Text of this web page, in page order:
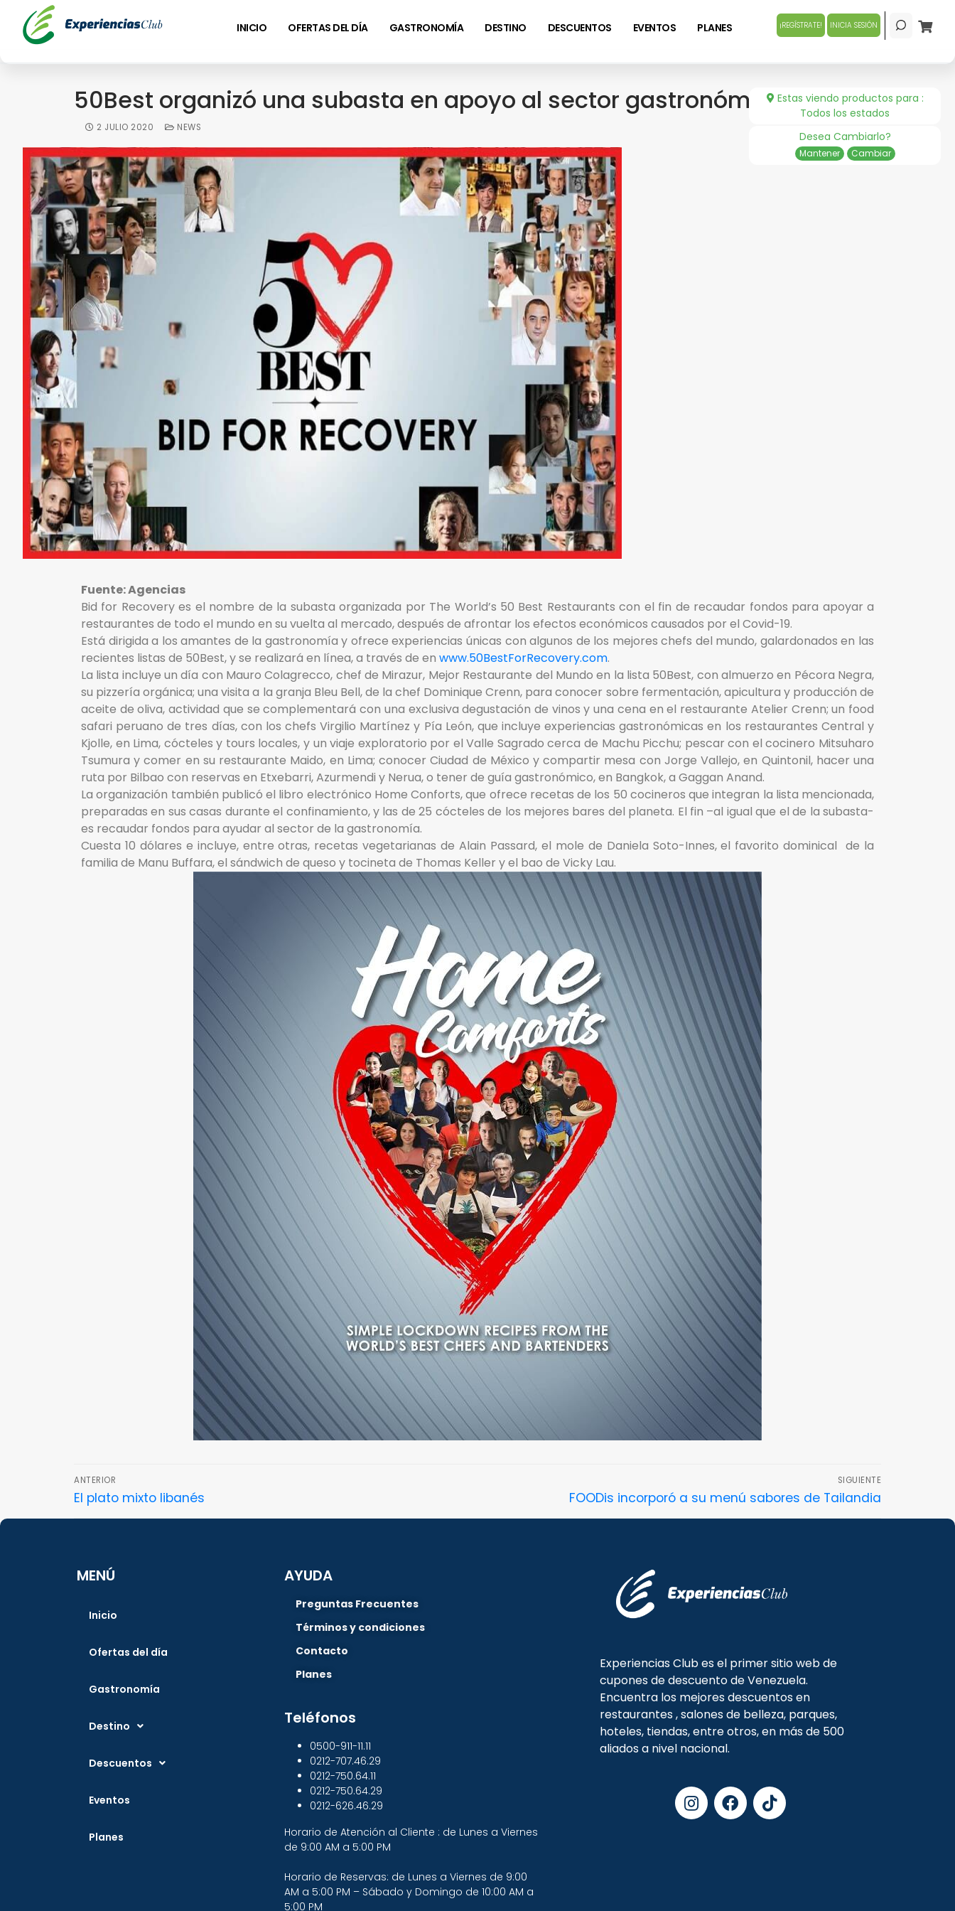
INICIO OFERTAS DEL DÍA GASTRONOMÍA DESTINO DESCUENTOS EVENTOS PLANES ¡REGÍSTRATE! INICIA SESIÓN
Estas viendo productos para :
Todos los estados
Desea Cambiarlo?
Mantener Cambiar
50Best organizó una subasta en apoyo al sector gastronómico
2 JULIO 2020 NEWS
Fuente: Agencias
Bid for Recovery es el nombre de la subasta organizada por The World’s 50 Best Restaurants con el fin de recaudar fondos para apoyar a
restaurantes de todo el mundo en su vuelta al mercado, después de afrontar los efectos económicos causados por el Covid-19.
Está dirigida a los amantes de la gastronomía y ofrece experiencias únicas con algunos de los mejores chefs del mundo, galardonados en las
recientes listas de 50Best, y se realizará en línea, a través de en www.50BestForRecovery.com.
La lista incluye un día con Mauro Colagrecco, chef de Mirazur, Mejor Restaurante del Mundo en la lista 50Best, con almuerzo en Pécora Negra,
su pizzería orgánica; una visita a la granja Bleu Bell, de la chef Dominique Crenn, para conocer sobre fermentación, apicultura y producción de
aceite de oliva, actividad que se complementará con una exclusiva degustación de vinos y una cena en el restaurante Atelier Crenn; un food
safari peruano de tres días, con los chefs Virgilio Martínez y Pía León, que incluye experiencias gastronómicas en los restaurantes Central y
Kjolle, en Lima, cócteles y tours locales, y un viaje exploratorio por el Valle Sagrado cerca de Machu Picchu; pescar con el cocinero Mitsuharo
Tsumura y comer en su restaurante Maido, en Lima; conocer Ciudad de México y compartir mesa con Jorge Vallejo, en Quintonil, hacer una
ruta por Bilbao con reservas en Etxebarri, Azurmendi y Nerua, o tener de guía gastronómico, en Bangkok, a Gaggan Anand.
La organización también publicó el libro electrónico Home Conforts, que ofrece recetas de los 50 cocineros que integran la lista mencionada,
preparadas en sus casas durante el confinamiento, y las de 25 cócteles de los mejores bares del planeta. El fin –al igual que el de la subasta-
es recaudar fondos para ayudar al sector de la gastronomía.
Cuesta 10 dólares e incluye, entre otras, recetas vegetarianas de Alain Passard, el mole de Daniela Soto-Innes, el favorito dominical de la
familia de Manu Buffara, el sándwich de queso y tocineta de Thomas Keller y el bao de Vicky Lau.
ANTERIOR
El plato mixto libanés
SIGUIENTE
FOODis incorporó a su menú sabores de Tailandia
MENÚ
Inicio
Ofertas del día
Gastronomía
Destino
Descuentos
Eventos
Planes
AYUDA
Preguntas Frecuentes
Términos y condiciones
Contacto
Planes
Teléfonos
0500-911-11.11
0212-707.46.29
0212-750.64.11
0212-750.64.29
0212-626.46.29
Horario de Atención al Cliente : de Lunes a Viernes
de 9:00 AM a 5:00 PM
Horario de Reservas: de Lunes a Viernes de 9:00
AM a 5:00 PM – Sábado y Domingo de 10:00 AM a
5:00 PM
Experiencias Club es el primer sitio web de
cupones de descuento de Venezuela.
Encuentra los mejores descuentos en
restaurantes , salones de belleza, parques,
hoteles, tiendas, entre otros, en más de 500
aliados a nivel nacional.